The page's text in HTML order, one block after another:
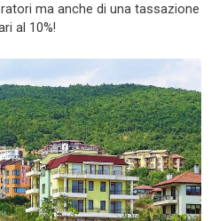
ma anche di una tassazione
al 10%!